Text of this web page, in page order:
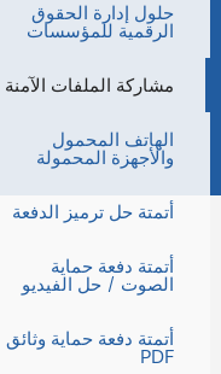
حلول إدارة الحقوق
الرقمية للمؤسسات
مشاركة الملفات الآمنة
الهاتف المحمول
والأجهزة المحمولة
أتمتة حل ترميز الدفعة
أتمتة دفعة حماية
الصوت / حل الفيديو
أتمتة دفعة حماية وثائق
PDF